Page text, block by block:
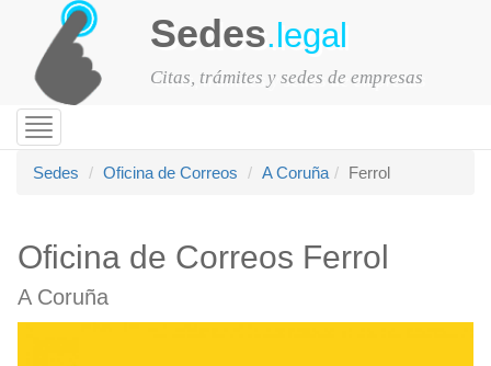
Sedes.legal
Citas, trámites y sedes de empresas
Toggle
navigation
Sedes
Oficina de Correos A Coruña Ferrol
Oficina de Correos Ferrol
A Coruña